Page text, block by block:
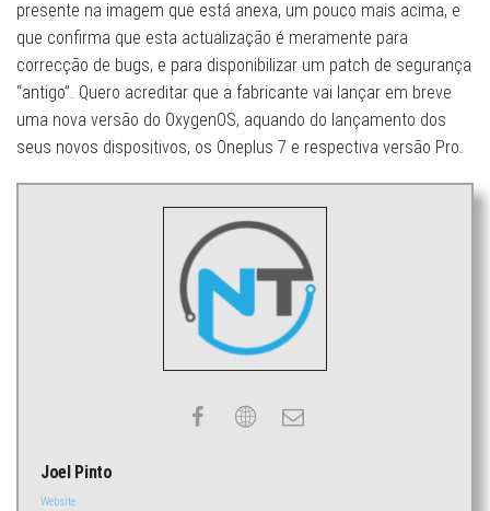
presente na imagem que está anexa, um pouco mais acima, e
que confirma que esta actualização é meramente para
correcção de bugs, e para disponibilizar um patch de segurança
“antigo”. Quero acreditar que a fabricante vai lançar em breve
uma nova versão do OxygenOS, aquando do lançamento dos
seus novos dispositivos, os Oneplus 7 e respectiva versão Pro.
Joel Pinto
Website